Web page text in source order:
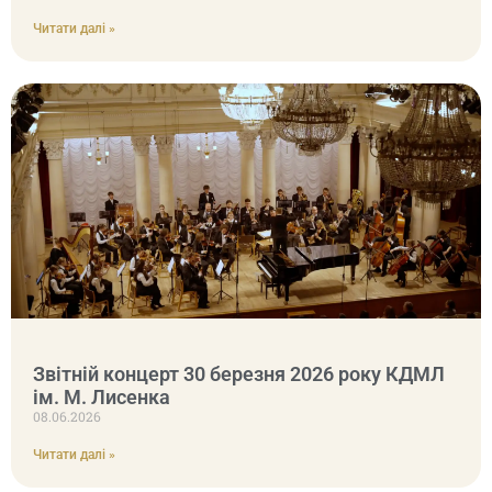
Читати далі »
Звітній концерт 30 березня 2026 року КДМЛ
ім. М. Лисенка
08.06.2026
Читати далі »